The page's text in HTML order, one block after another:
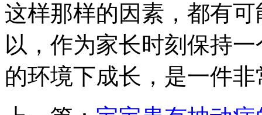
这样那样的因素，都有
以，作为家长时刻保持
的环境下成长，是一件